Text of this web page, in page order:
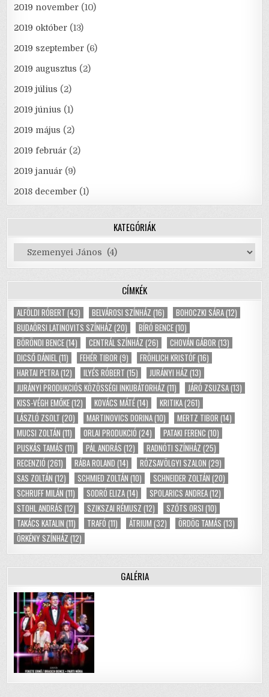
2019 november (10)
2019 október (13)
2019 szeptember (6)
2019 augusztus (2)
2019 július (2)
2019 június (1)
2019 május (2)
2019 február (2)
2019 január (9)
2018 december (1)
KATEGÓRIÁK
Kategóriák
CÍMKÉK
ALFÖLDI RÓBERT (43) BELVÁROSI SZÍNHÁZ (16) BOHOCZKI SÁRA(12)
BUDAÖRSI LATINOVITS SZÍNHÁZ (20) BÍRÓ BENCE(10)
BÖRÖNDI BENCE(14) CENTRÁL SZÍNHÁZ (26) CHOVÁN GÁBOR (13)
DICSŐ DÁNIEL (11) FEHÉR TIBOR (9) FRÖHLICH KRISTÓF(16)
HARTAI PETRA(12) ILYÉS RÓBERT (15) JURÁNYI HÁZ (13)
JURÁNYI PRODUKCIÓS KÖZÖSSÉGI INKUBÁTORHÁZ (11) JÁRÓ ZSUZSA(13)
KISS-VÉGH EMŐKE(12) KOVÁCS MÁTÉ(14) KRITIKA(261)
LÁSZLÓ ZSOLT (20) MARTINOVICS DORINA(10) MERTZ TIBOR (14)
MUCSI ZOLTÁN (11) ORLAI PRODUKCIÓ (24) PATAKI FERENC (10)
PUSKÁS TAMÁS (11) PÁL ANDRÁS (12) RADNÓTI SZÍNHÁZ (25)
RECENZIÓ (261) RÁBA ROLAND (14) RÓZSAVÖLGYI SZALON (29)
SAS ZOLTÁN (12) SCHMIED ZOLTÁN (10) SCHNEIDER ZOLTÁN (20)
SCHRUFF MILÁN (11) SODRÓ ELIZA(14) SPOLARICS ANDREA(12)
STOHL ANDRÁS (12) SZIKSZAI RÉMUSZ (12) SZŐTS ORSI (10)
TAKÁCS KATALIN (11) TRAFÓ (11) ÁTRIUM (32) ÖRDÖG TAMÁS (13)
ÖRKÉNY SZÍNHÁZ (12)
GALÉRIA